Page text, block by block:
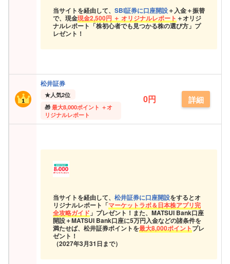
当サイトを経由して、 SBI証券に口座開設＋入金＋振替
で、現金現金2,500円 ＋ オリジナルレポート ＋オリジ
ナルレポート「株初心者でも見つかる株の選び方」プ
レゼント！
松井証券
★人気2位
最大8,000ポイント ＋オ
リジナルレポート
0円 詳細
当サイトを経由して、 松井証券に口座開設をするとオ
リジナルレポート「マーケットラボ＆日本株アプリ完
全攻略ガイド 」プレゼント！また、MATSUI Bank口座
開設＋MATSUI Bank口座に5万円入金などの諸条件を
満たせば、松井証券ポイントを最大8,000ポイントプレ
ゼント！
（2027年3月31日まで）